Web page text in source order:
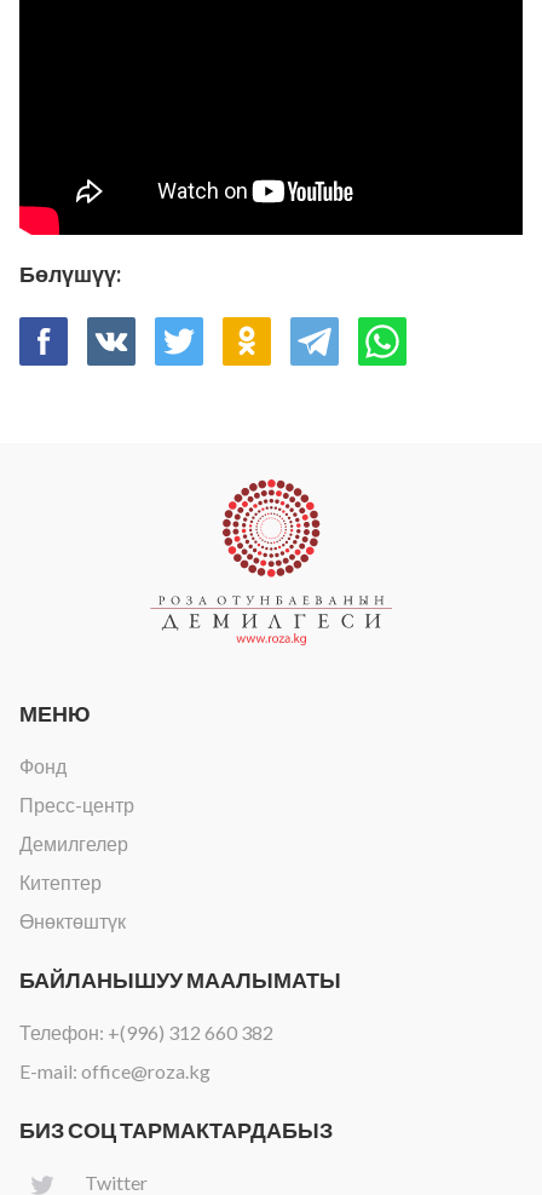
Бөлүшүү:
МЕНЮ
Фонд
Пресс-центр
Демилгелер
Китептер
Өнөктөштүк
БАЙЛАНЫШУУ МААЛЫМАТЫ
Телефон: +(996) 312 660 382
E-mail: office@roza.kg
БИЗ СОЦ ТАРМАКТАРДАБЫЗ
Twitter